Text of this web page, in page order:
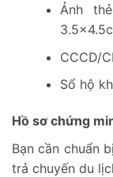
Ảnh
CCCD/
Sổ hộ
Hồ sơ chứng
Bạn cần chuẩn
trả chuyến du